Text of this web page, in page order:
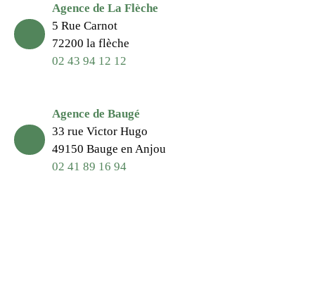
Agence de La Flèche
5 Rue Carnot
72200 la flèche
02 43 94 12 12
Agence de Baugé
33 rue Victor Hugo
49150 Bauge en Anjou
02 41 89 16 94